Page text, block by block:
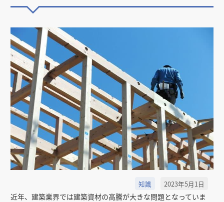
知識 2023年5月1日
近年、建築業界では建築資材の高騰が大きな問題となっていま